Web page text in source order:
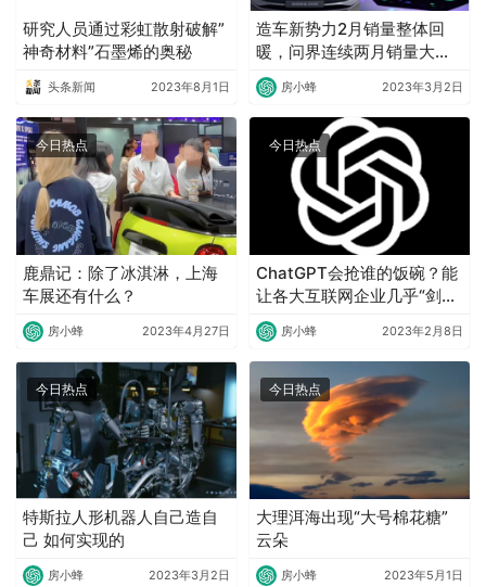
研究人员通过彩虹散射破解”
神奇材料”石墨烯的奥秘
头条新闻 2023年8月1日
造车新势力2月销量整体回
暖，问界连续两月销量大幅
下滑
房小蜂 2023年3月2日
今日热点
鹿鼎记：除了冰淇淋，上海
车展还有什么？
房小蜂 2023年4月27日
今日热点
ChatGPT会抢谁的饭碗？能
让各大互联网企业几乎“剑拔
弩张”的ChatGPT究竟有何
重大意义？
房小蜂 2023年2月8日
今日热点
特斯拉人形机器人自己造自
己 如何实现的
房小蜂 2023年3月2日
今日热点
大理洱海出现“大号棉花糖”
云朵
房小蜂 2023年5月1日